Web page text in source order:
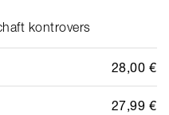
kontrovers
28,00 €
27,99 €